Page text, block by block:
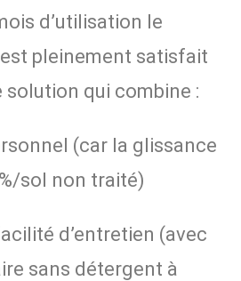
d’utilisation le
pleinement satisfait
qui combine :
(car la glissance
sol non traité)
d’entretien (avec
sans détergent à